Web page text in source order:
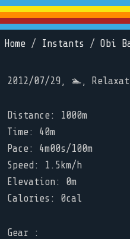
Home / Instants / Obi
2012/07/29, 🏊,
Distance: 1000m
Time: 40m
Pace: 4m00s/100m
Speed: 1.5km/h
Elevation: 0m
Calories: 0cal
Gear :